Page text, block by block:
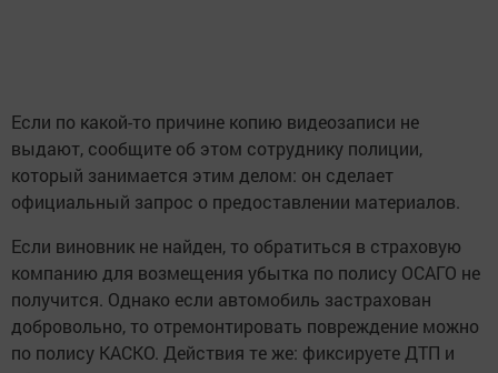
Если по какой-то причине копию видеозаписи не
выдают, сообщите об этом сотруднику полиции,
который занимается этим делом: он сделает
официальный запрос о предоставлении материалов.
Если виновник не найден, то обратиться в страховую
компанию для возмещения убытка по полису ОСАГО не
получится. Однако если автомобиль застрахован
добровольно, то отремонтировать повреждение можно
по полису КАСКО. Действия те же: фиксируете ДТП и